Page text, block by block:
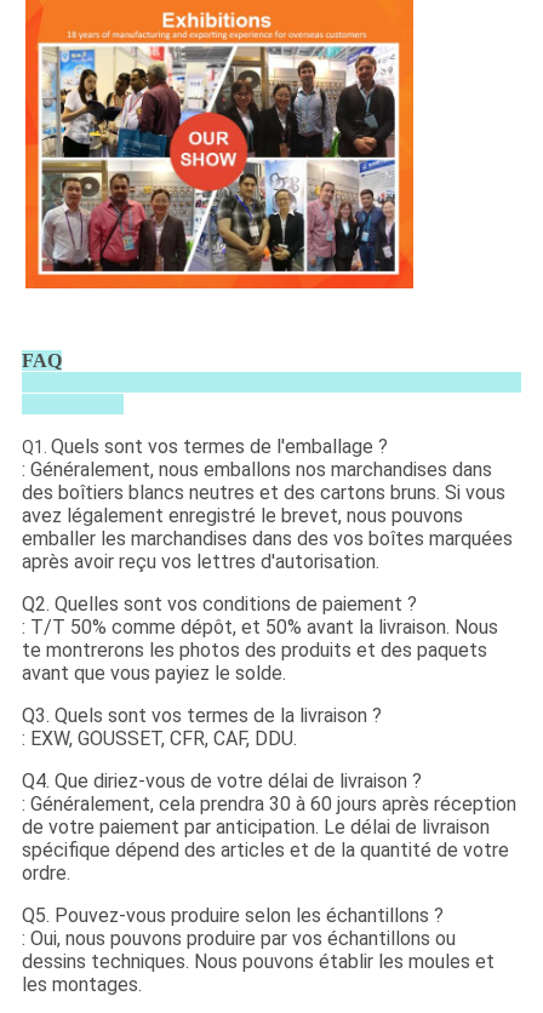
FAQ
Q1. Quels sont vos termes de l'emballage ?
: Généralement, nous emballons nos marchandises dans
des boîtiers blancs neutres et des cartons bruns. Si vous
avez légalement enregistré le brevet, nous pouvons
emballer les marchandises dans des vos boîtes marquées
après avoir reçu vos lettres d'autorisation.
Q2. Quelles sont vos conditions de paiement ?
: T/T 50% comme dépôt, et 50% avant la livraison. Nous
te montrerons les photos des produits et des paquets
avant que vous payiez le solde.
Q3. Quels sont vos termes de la livraison ?
: EXW, GOUSSET, CFR, CAF, DDU.
Q4. Que diriez-vous de votre délai de livraison ?
: Généralement, cela prendra 30 à 60 jours après réception
de votre paiement par anticipation. Le délai de livraison
spécifique dépend des articles et de la quantité de votre
ordre.
Q5. Pouvez-vous produire selon les échantillons ?
: Oui, nous pouvons produire par vos échantillons ou
dessins techniques. Nous pouvons établir les moules et
les montages.